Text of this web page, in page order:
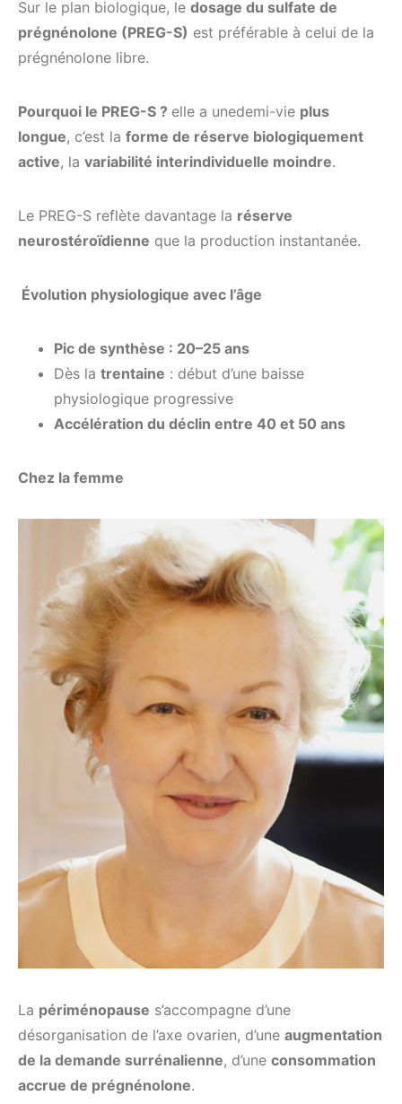
Sur le plan biologique, le dosage du sulfate de
prégnénolone (PREG-S) est préférable à celui de la
prégnénolone libre.
Pourquoi le PREG-S ? elle a unedemi-vie plus
longue, c’est la forme de réserve biologiquement
active, la variabilité interindividuelle moindre.
Le PREG-S reflète davantage la réserve
neurostéroïdienne que la production instantanée.
Évolution physiologique avec l’âge
Pic de synthèse : 20–25 ans
Dès la trentaine : début d’une baisse
physiologique progressive
Accélération du déclin entre 40 et 50 ans
Chez la femme
La périménopause s’accompagne d’une
désorganisation de l’axe ovarien, d’une augmentation
de la demande surrénalienne, d’une consommation
accrue de prégnénolone.